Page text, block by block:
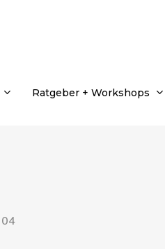
Ratgeber + Workshops